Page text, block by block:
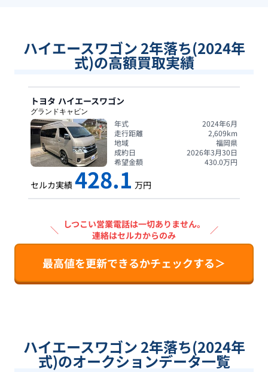
ハイエースワゴン 2年落ち(2024年
式)の高額買取実績
トヨタ ハイエースワゴン
グランドキャビン
年式
2024年6月
走行距離
2,609km
地域
福岡県
成約日
2026年3月30日
希望金額
430.0万円
セルカ実績 428.1 万円
＼ しつこい営業電話は一切ありません。
連絡はセルカからのみ
／
最高値を更新できるかチェックする＞
ハイエースワゴン 2年落ち(2024年
式)のオークションデータ一覧